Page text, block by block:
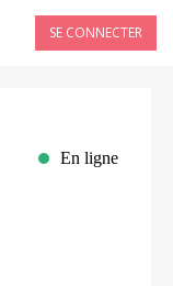
SE CONNECTER
En ligne